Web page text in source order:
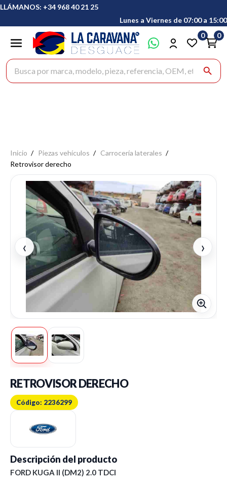
LLÁMANOS: +34 968 40 21 25
Lunes a Viernes de 07:00 a 15:00
Buscar productos
search
0 0
Inicio Piezas vehículos
Carrocería laterales
Retrovisor derecho
‹ ›
RETROVISOR DERECHO
Código: 2236299
Descripción del producto
FORD KUGA II (DM2) 2.0 TDCI